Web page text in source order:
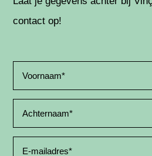
contact op!